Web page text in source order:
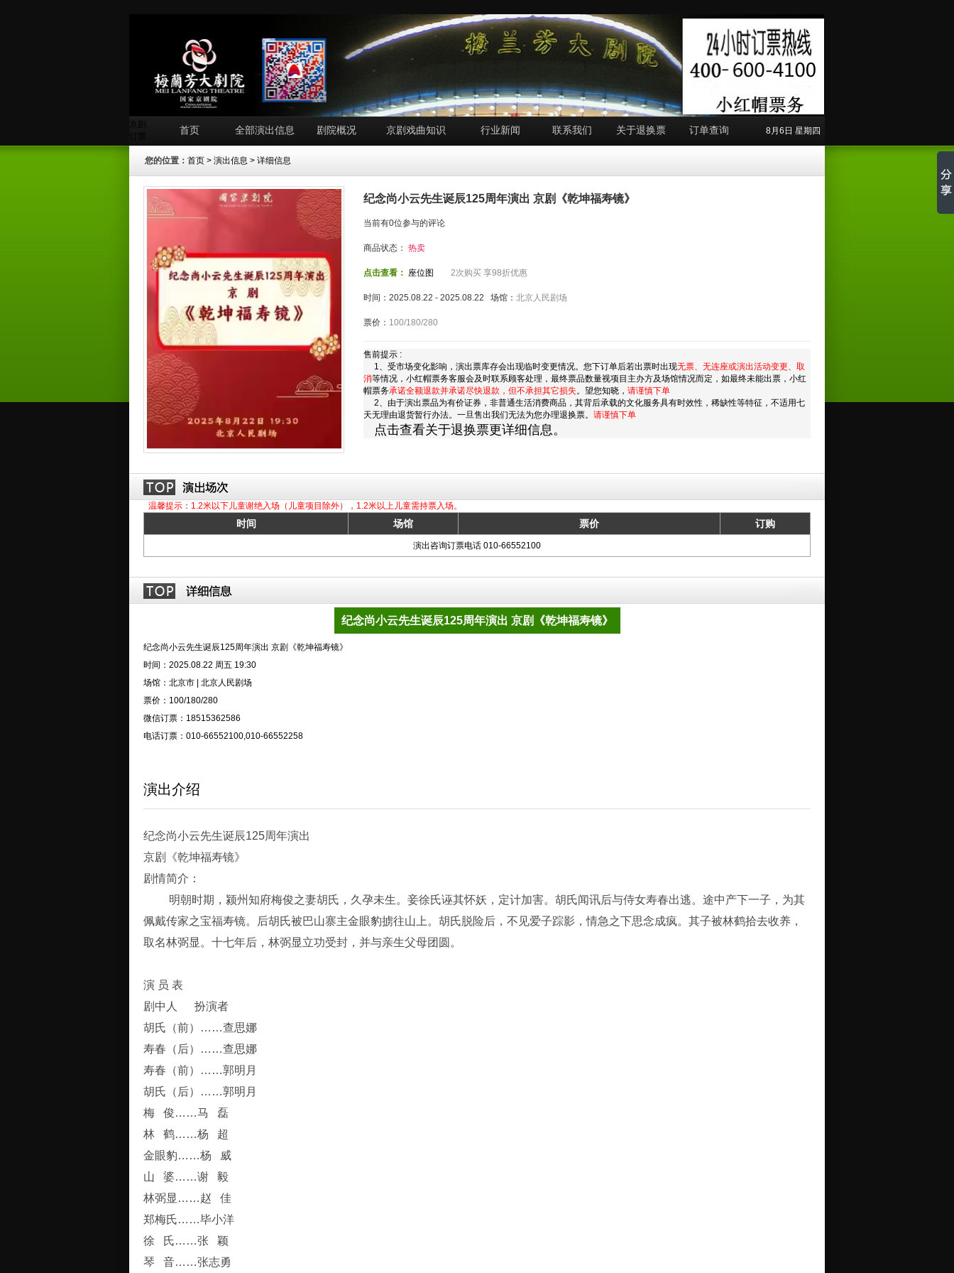
首页 全部演出信息 剧院概况 京剧戏曲知识 行业新闻 联系我们 关于退换票 订单查询 8月6日 星期四
您的位置： 首页 > 演出信息 > 详细信息
纪念尚小云先生诞辰125周年演出 京剧《乾坤福寿镜》
当前有0位参与的评论
商品状态： 热卖
点击查看： 座位图 2次购买 享98折优惠
时间：2025.08.22 - 2025.08.22 场馆： 北京人民剧场
票价： 100/180/280
售前提示 :
1、受市场变化影响，演出票库存会出现临时变更情况。您下订单后若出票时出现无票、无连座或演出活动变更、取
消等情况，小红帽票务客服会及时联系顾客处理，最终票品数量视项目主办方及场馆情况而定，如最终未能出票，小红
帽票务承诺全额退款并承诺尽快退款，但不承担其它损失。望您知晓， 请谨慎下单
2、由于演出票品为有价证券，非普通生活消费商品，其背后承载的文化服务具有时效性，稀缺性等特征，不适用七
天无理由退货暂行办法。一旦售出我们无法为您办理退换票。 请谨慎下单
点击查看关于退换票更详细信息。
温馨提示：1.2米以下儿童谢绝入场（儿童项目除外），1.2米以上儿童需持票入场。
时间 场馆 票价 订购
演出咨询订票电话 010-66552100
纪念尚小云先生诞辰125周年演出 京剧《乾坤福寿镜》
纪念尚小云先生诞辰125周年演出 京剧《乾坤福寿镜》
时间：2025.08.22 周五 19:30
场馆：北京市 | 北京人民剧场
票价：100/180/280
微信订票：18515362586
电话订票：010-66552100,010-66552258
演出介绍
纪念尚小云先生诞辰125周年演出
京剧《乾坤福寿镜》
剧情简介：
明朝时期，颍州知府梅俊之妻胡氏，久孕未生。妾徐氏诬其怀妖，定计加害。胡氏闻讯后与侍女寿春出逃。途中产下一子，为其
佩戴传家之宝福寿镜。后胡氏被巴山寨主金眼豹掳往山上。胡氏脱险后，不见爱子踪影，情急之下思念成疯。其子被林鹤拾去收养，
取名林弼显。十七年后，林弼显立功受封，并与亲生父母团圆。
演 员 表
剧中人 扮演者
胡氏（前）……查思娜
寿春（后）……查思娜
寿春（前）……郭明月
胡氏（后）……郭明月
梅 俊……马 磊
林 鹤……杨 超
金眼豹……杨 威
山 婆……谢 毅
林弼显……赵 佳
郑梅氏……毕小洋
徐 氏……张 颖
琴 音……张志勇